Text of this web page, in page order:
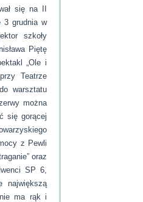
się na II
3 grudnia w
szkoły
Piętę
„Ole i
Teatrze
warsztatu
można
się gorącej
z Pewli
oraz
SP 6,
największą
ma rąk i